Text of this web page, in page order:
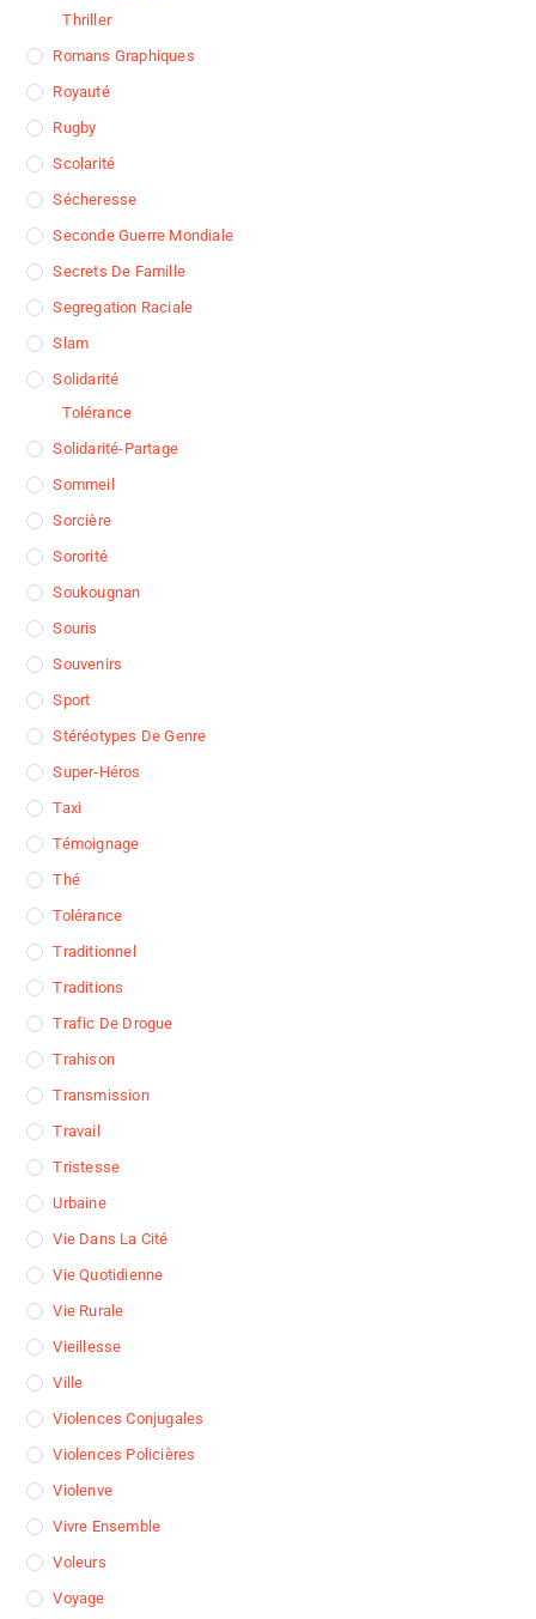
Thriller
Romans Graphiques
Royauté
Rugby
Scolarité
Sécheresse
Seconde Guerre Mondiale
Secrets De Famille
Segregation Raciale
Slam
Solidarité
Tolérance
Solidarité-Partage
Sommeil
Sorcière
Sororité
Soukougnan
Souris
Souvenirs
Sport
Stéréotypes De Genre
Super-Héros
Taxi
Témoignage
Thé
Tolérance
Traditionnel
Traditions
Trafic De Drogue
Trahison
Transmission
Travail
Tristesse
Urbaine
Vie Dans La Cité
Vie Quotidienne
Vie Rurale
Vieillesse
Ville
Violences Conjugales
Violences Policières
Violenve
Vivre Ensemble
Voleurs
Voyage